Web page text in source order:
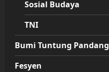
Sosial Budaya
TNI
Bumi Tuntung Pandang
Fesyen